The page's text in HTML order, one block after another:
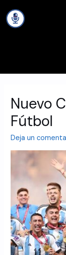
Nuevo
Fútbol
Deja un